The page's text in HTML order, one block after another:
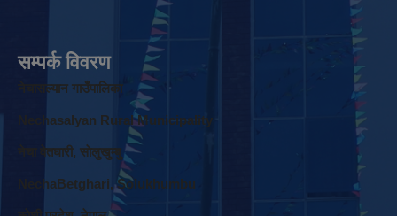
सम्पर्क विवरण
नेचासल्यान गाउँपालिका
Nechasalyan Rural Municipality
नेचा वेतघारी, साेलुखुम्बु
NechaBetghari, Solukhumbu